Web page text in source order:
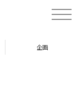
toggle
企画